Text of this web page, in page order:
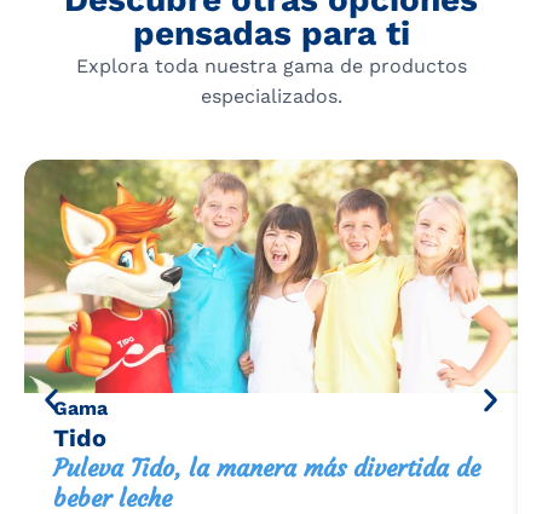
pensadas para ti
Explora toda nuestra gama de productos
especializados.
Gama
Tido
Puleva Tido, la manera más divertida de
beber leche